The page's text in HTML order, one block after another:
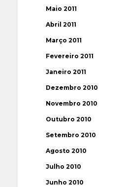
Maio 2011
Abril 2011
Março 2011
Fevereiro 2011
Janeiro 2011
Dezembro 2010
Novembro 2010
Outubro 2010
Setembro 2010
Agosto 2010
Julho 2010
Junho 2010